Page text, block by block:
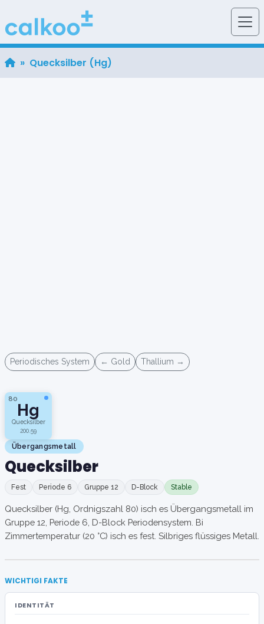
» Quecksilber (Hg)
Periodisches System ← Gold Thallium →
80
Hg
Quecksilber
200.59
Übergangsmetall
Quecksilber
Fest Periode 6 Gruppe 12 D-Block Stable
Quecksilber (Hg, Ordnigszahl 80) isch es Übergangsmetall im
Gruppe 12, Periode 6, D-Block Periodensystem. Bi
Zimmertemperatur (20 °C) isch es fest. Silbriges flüssiges Metall.
WICHTIGI FAKTE
IDENTITÄT